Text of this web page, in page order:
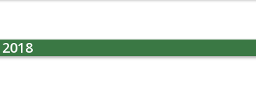
2018